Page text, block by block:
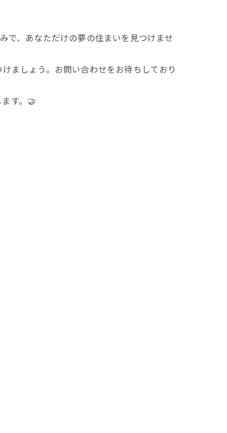
で、あなただけの夢の住まいを見つけませ
ましょう。お問い合わせをお待ちしており
す。🤝